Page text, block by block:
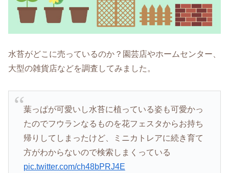
水苔がどこに売っているのか？園芸店やホームセンター、
大型の雑貨店などを調査してみました。
葉っぱが可愛いし水苔に植っている姿も可愛かっ
たのでフウランなるものを花フェスタからお持ち
帰りしてしまったけど、ミニカトレアに続き育て
方がわからないので検索しまくっている
pic.twitter.com/ch48bPRJ4E